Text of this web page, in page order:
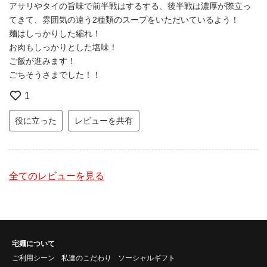
アサリやタイの旨味で前半戦はするする、後半戦は濃厚が際立っ
てきて、雰囲気の違う2種類のスープをいただいているよう！
麺はしっかりした縮れ！
お肉もしっかりとした塩味！
ご飯が進みます！
ごちそうさまでした！！
1
役に立った レビューを共有
全てのレビューを見る
宅麺について
ご利用シーン
私達のこだわり ソーシャルギフト